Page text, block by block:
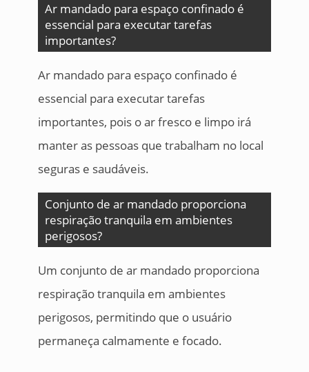
Ar mandado para espaço confinado é
essencial para executar tarefas
importantes?
Ar mandado para espaço confinado é
essencial para executar tarefas
importantes, pois o ar fresco e limpo irá
manter as pessoas que trabalham no local
seguras e saudáveis.
Conjunto de ar mandado proporciona
respiração tranquila em ambientes
perigosos?
Um conjunto de ar mandado proporciona
respiração tranquila em ambientes
perigosos, permitindo que o usuário
permaneça calmamente e focado.